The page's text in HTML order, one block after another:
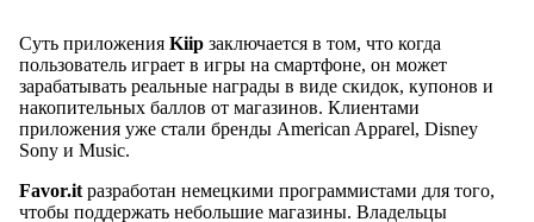
Суть приложения Kiip заключается в том, что когда
пользователь играет в игры на смартфоне, он может
зарабатывать реальные награды в виде скидок, купонов и
накопительных баллов от магазинов. Клиентами
приложения уже стали бренды American Apparel, Disney
Sony и Music.
Favor.it разработан немецкими программистами для того,
чтобы поддержать небольшие магазины. Владельцы